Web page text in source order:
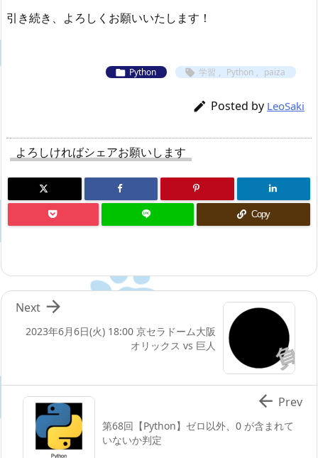
引き続き、よろしくお願いいたします！
 Python  学習 , Python , paiza
 Posted by LeoSaki
よろしければシェアお願いします
Copy
2023年6月6日(火) 18:00 京セラドーム大阪
オリックス vs 巨人

Next
第68回【Python】ゼロ以外、0 が含まれて
いないか判定
 Prev